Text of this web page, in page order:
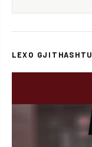
LEXO GJITHASHTU